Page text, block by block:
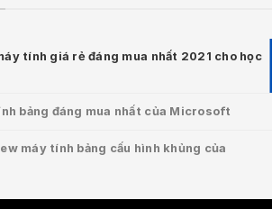
tính giá rẻ đáng mua nhất 2021 cho học
bảng đáng mua nhất của Microsoft
máy tính bảng cấu hình khủng của